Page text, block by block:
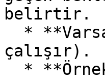
belirtir.
çalışır).